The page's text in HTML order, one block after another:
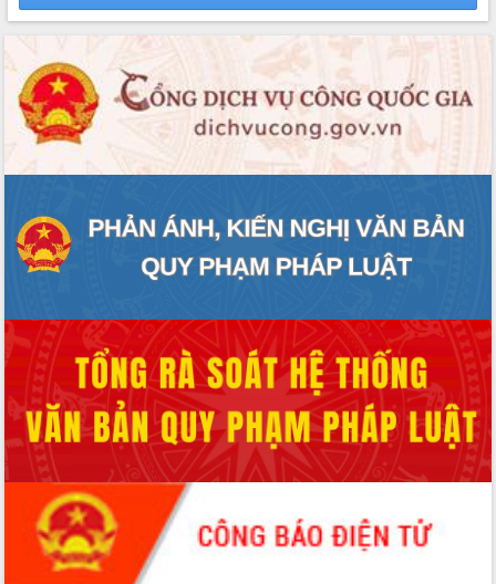
HỆ THỐNG VĂN BẢN
VĂN BẢN HĐND TỈNH
ĐIỂM TIN VĂN BẢN
QUY HOẠCH - KẾ HOẠCH